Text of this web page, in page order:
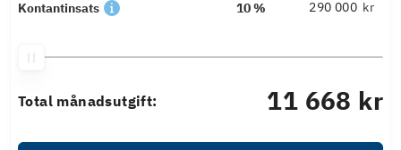
Kontantinsats 10 % kr
Total månadsutgift: 11 668 kr